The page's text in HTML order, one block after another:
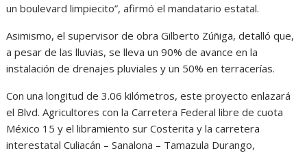
un boulevard limpiecito”, afirmó el mandatario estatal.
Asimismo, el supervisor de obra Gilberto Zúñiga, detalló que,
a pesar de las lluvias, se lleva un 90% de avance en la
instalación de drenajes pluviales y un 50% en terracerías.
Con una longitud de 3.06 kilómetros, este proyecto enlazará
el Blvd. Agricultores con la Carretera Federal libre de cuota
México 15 y el libramiento sur Costerita y la carretera
interestatal Culiacán – Sanalona – Tamazula Durango,